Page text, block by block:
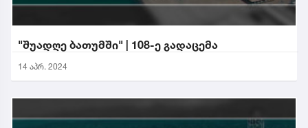
"შუადღე ბათუმში" | 108-ე გადაცემა
14 აპრ. 2024